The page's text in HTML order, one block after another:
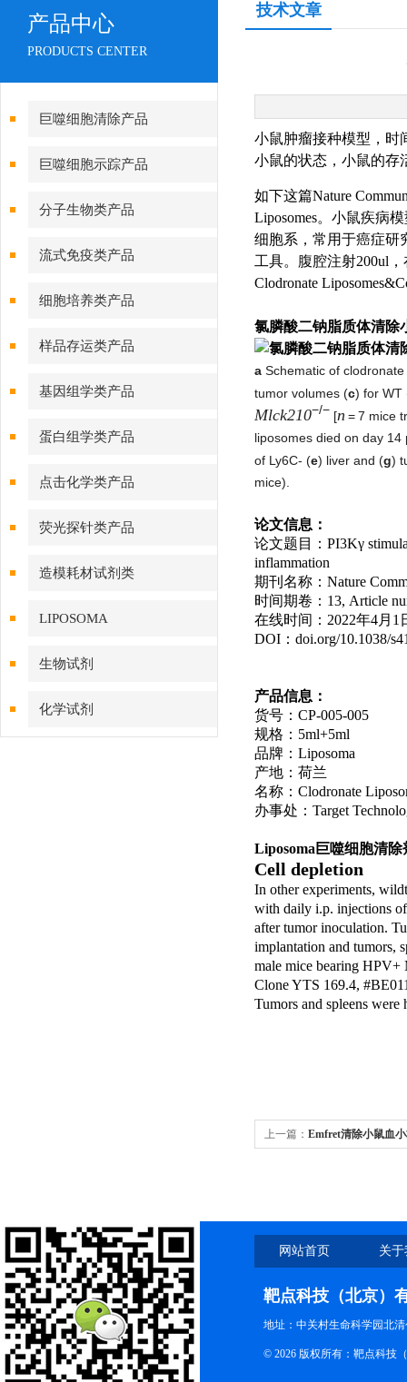
产品中心
PRODUCTS CENTER
巨噬细胞清除产品
巨噬细胞示踪产品
分子生物类产品
流式免疫类产品
细胞培养类产品
样品存运类产品
基因组学类产品
蛋白组学类产品
点击化学类产品
荧光探针类产品
造模耗材试剂类
LIPOSOMA
生物试剂
化学试剂
技术文章
小鼠肿瘤接种模型，时
小鼠的状态，小鼠的存
如下这篇Nature
Liposomes。小鼠疾病
细胞系，常用于癌症研
工具。腹腔注射200ul
Clodronate
氯膦酸二钠脂质体清除
a Schematic of
tumor volumes (c) for WT
Mlck210−/− [n = 7 mice
liposomes died on day
of Ly6C- (e) liver and (g)
mice).
论文信息：
论文题目：PI3Kγ
inflammation
期刊名称：Nature
时间期卷：13, Article
在线时间：2022年4月1
DOI：doi.org/10.1038/
产品信息：
货号：CP-005-005
规格：5ml+5ml
品牌：Liposoma
产地：荷兰
名称：Clodronate
办事处：Target
Liposoma巨噬细胞清
Cell depletion
In other experiments,
with daily i.p. injections
after tumor inoculation.
implantation and tumors,
male mice bearing
Clone YTS 169.4,
Tumors and spleens
上一篇： Emfret清除小鼠血
网站首页 关
靶点科技（北京）
地址：中关村生命科学园北
© 2026 版权所有：靶点科技